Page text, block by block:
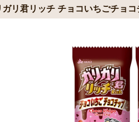
ガリ君リッチ チョコいちごチョコ